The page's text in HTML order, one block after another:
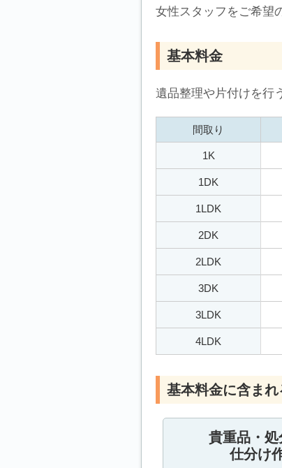
女性スタッフをご希望
基本料金
遺品整理や片付けを行
間取り
1K
1DK
1LDK
2DK
2LDK
3DK
3LDK
4LDK
基本料金に含ま
貴重品・処
仕分け